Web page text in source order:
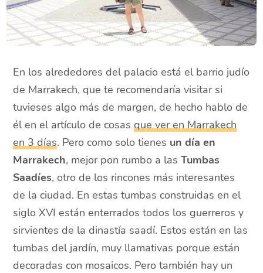
En los alrededores del palacio está el barrio judío
de Marrakech, que te recomendaría visitar si
tuvieses algo más de margen, de hecho hablo de
él en el artículo de cosasque ver en Marrakech
en 3 días. Pero como solo tienes un día en
Marrakech, mejor pon rumbo a lasTumbas
Saadíes, otro de los rincones más interesantes
de la ciudad. En estas tumbas construidas en el
siglo XVI están enterrados todos los guerreros y
sirvientes de la dinastía saadí. Estos están en las
tumbas del jardín, muy llamativas porque están
decoradas con mosaicos. Pero también hay un